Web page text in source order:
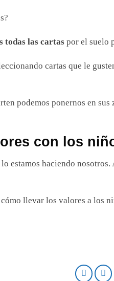
todas las cartaspor el suelo
cartas que le
podemos ponernos en
con los
estamos haciendo
llevar los valores a los